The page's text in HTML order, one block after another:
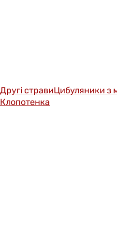
Другі стравиЦибуляники з
Клопотенка